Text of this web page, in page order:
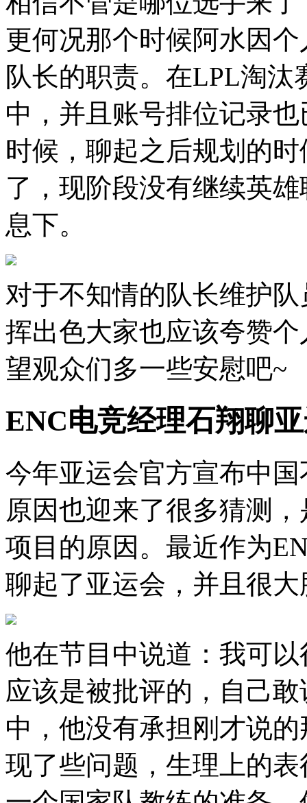
更何况那个时候阿水因
队长的职责。在LPL淘汰
中，并且账号排位记录
时候，聊起之后规划的
了，现阶段没有继续英
息下。
对于不知情的队长维护
挥出色大家也应该夸赞
望观众们多一些安慰吧~
ENC电竞经理石翔聊
今年亚运会官方宣布中
原因也迎来了很多猜测
项目的原因。最近作为
聊起了亚运会，并且很
他在节目中说道：我可
应该是被批评的，自己
中，他没有承担刚才说
现了些问题，生理上的